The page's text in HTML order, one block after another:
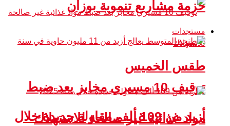
توقيف 10 مسيري مخابز بعد ضبط
مواد غذائية غير صالحة للاستهلاك
حزمة مشاريع تنموية بوزان
مستجدات
طقس الخميس
أزيد من 109 ألف مقاولة جديدة خلال